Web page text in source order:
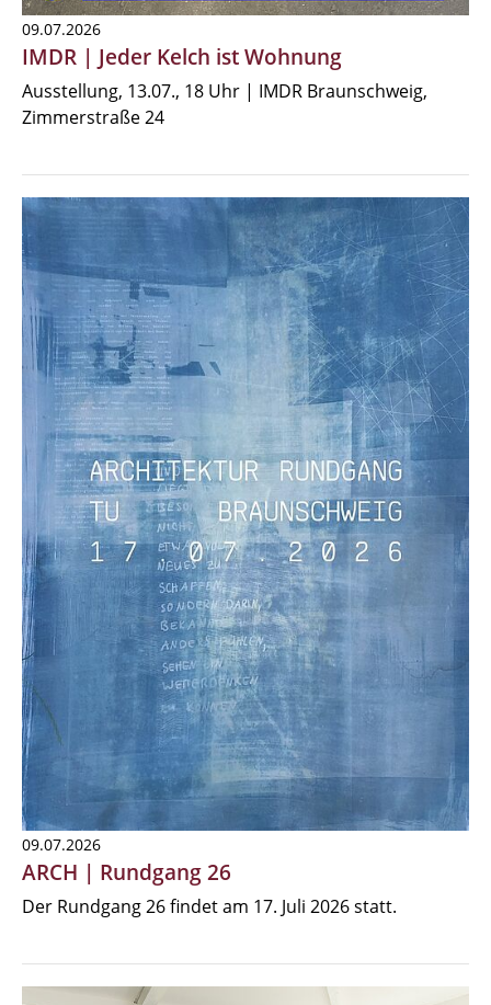
09.07.2026
IMDR | Jeder Kelch ist Wohnung
Ausstellung, 13.07., 18 Uhr | IMDR Braunschweig,
Zimmerstraße 24
09.07.2026
ARCH | Rundgang 26
Der Rundgang 26 findet am 17. Juli 2026 statt.